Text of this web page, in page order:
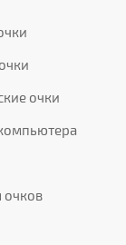
очки
очков